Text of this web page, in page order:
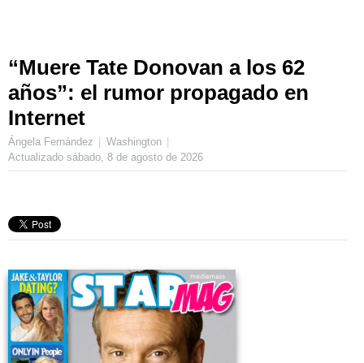
“Muere Tate Donovan a los 62
años”: el rumor propagado en
Internet
Ángela Fernández
Washington
Actualizado sábado, 8 de agosto de 2026